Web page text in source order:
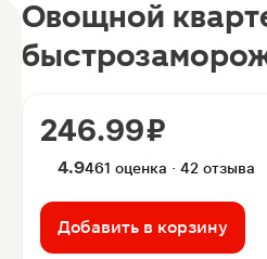
Овощной
246.99 ₽
4.9461 оценка · 42 отзыва
Добавить в корзину